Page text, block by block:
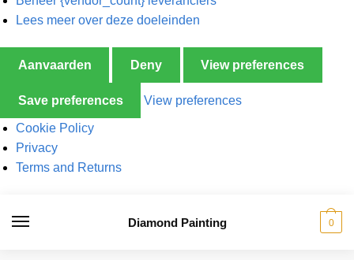
Lees meer over deze doeleinden
Aanvaarden Deny View preferences
Save preferences View preferences
Cookie Policy
Privacy
Terms and Returns
Diamond Painting 0